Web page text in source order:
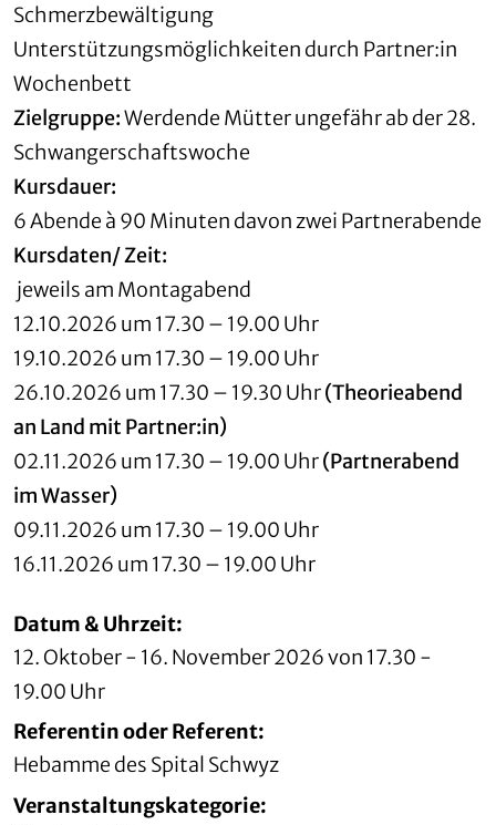
Schmerzbewältigung
Unterstützungsmöglichkeiten durch Partner:in
Wochenbett
Zielgruppe:Werdende Mütter ungefähr ab der 28.
Schwangerschaftswoche
Kursdauer:
6 Abende à 90 Minuten davon zwei Partnerabende
Kursdaten/ Zeit:
jeweils am Montagabend
12.10.2026 um 17.30 – 19.00 Uhr
19.10.2026 um 17.30 – 19.00 Uhr
26.10.2026 um 17.30 – 19.30 Uhr(Theorieabend
an Land mit Partner:in)
02.11.2026 um 17.30 – 19.00 Uhr(Partnerabend
im Wasser)
09.11.2026 um 17.30 – 19.00 Uhr
16.11.2026 um 17.30 – 19.00 Uhr
Datum & Uhrzeit:
12. Oktober - 16. November 2026 von 17.30 -
19.00 Uhr
Referentin oder Referent:
Hebamme des Spital Schwyz
Veranstaltungskategorie: